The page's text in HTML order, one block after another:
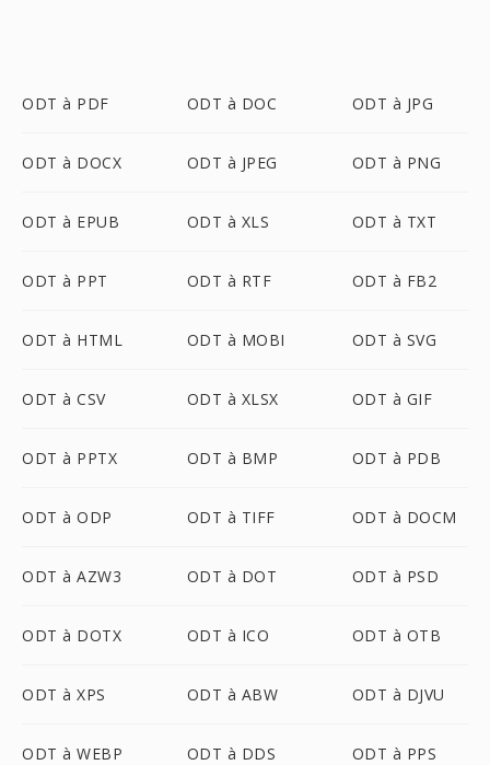
ODT à PDF ODT à DOC ODT à JPG
ODT à DOCX ODT à JPEG ODT à PNG
ODT à EPUB ODT à XLS ODT à TXT
ODT à PPT ODT à RTF ODT à FB2
ODT à HTML ODT à MOBI ODT à SVG
ODT à CSV ODT à XLSX ODT à GIF
ODT à PPTX ODT à BMP ODT à PDB
ODT à ODP ODT à TIFF ODT à DOCM
ODT à AZW3 ODT à DOT ODT à PSD
ODT à DOTX ODT à ICO ODT à OTB
ODT à XPS ODT à ABW ODT à DJVU
ODT à WEBP ODT à DDS ODT à PPS